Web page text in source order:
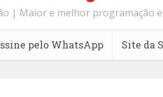
| Maior e melhor programação
pelo WhatsApp Site da